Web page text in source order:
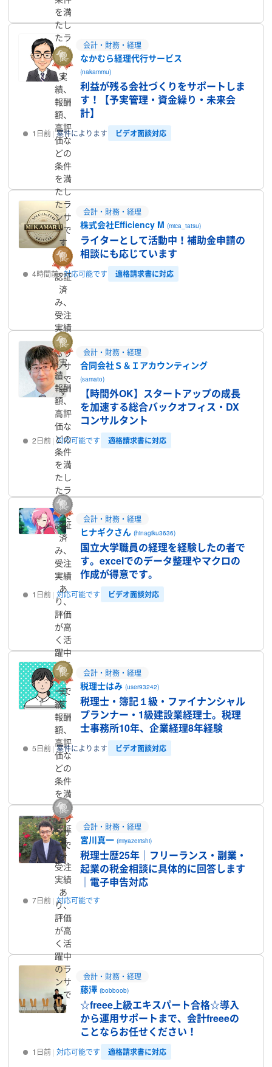
を満
たし
たラ
ンサ
ーで
す
会計・財務・経理
なかむら経理代行サービス
(nakammu)
利益が残る会社づくりをサポートしま
す！【予実管理・資金繰り・未来会
計】
1日前 案件によります ビデオ面談対応
実
績、
報酬
額、
高評
価な
どの
条件
を満
たし
たラ
ンサ
ーで
す
会計・財務・経理
株式会社Efficiency M(mica_tatsu)
ライターとして活動中！補助金申請の
相談にも応じています
4時間前 対応可能です 適格請求書に対応
認証
済
み、
受注
実績
のあ
るラ
ンサ
ーで
す
会計・財務・経理
合同会社Ｓ＆Ｉアカウンティング
(samato)
【時間外OK】スタートアップの成長
を加速する総合バックオフィス・DX
コンサルタント
2日前 対応可能です 適格請求書に対応
実
績、
報酬
額、
高評
価な
どの
条件
を満
たし
たラ
ンサ
ーで
す
会計・財務・経理
ヒナギクさん(hinagiku3636)
国立大学職員の経理を経験したの者で
す。excelでのデータ整理やマクロの
作成が得意です。
1日前 対応可能です ビデオ面談対応
認証
済
み、
受注
実績
あ
り、
評価
が高
く活
躍中
のラ
ンサ
ーで
す
会計・財務・経理
税理士はみ(user93242)
税理士・簿記１級・ファイナンシャル
プランナー・1級建設業経理士。税理
士事務所10年、企業経理8年経験
5日前 案件によります ビデオ面談対応
実
績、
報酬
額、
高評
価な
どの
条件
を満
たし
たラ
ンサ
ーで
す
会計・財務・経理
宮川真一(miyazeirishi)
税理士歴25年｜フリーランス・副業・
起業の税金相談に具体的に回答します
｜電子申告対応
7日前 対応可能です
認証
済
み、
受注
実績
あ
り、
評価
が高
く活
躍中
のラ
ンサ
ーで
す
会計・財務・経理
藤澤(bobboob)
☆freee上級エキスパート合格☆導入
から運用サポートまで、会計freeeの
ことならお任せください！
1日前 対応可能です 適格請求書に対応